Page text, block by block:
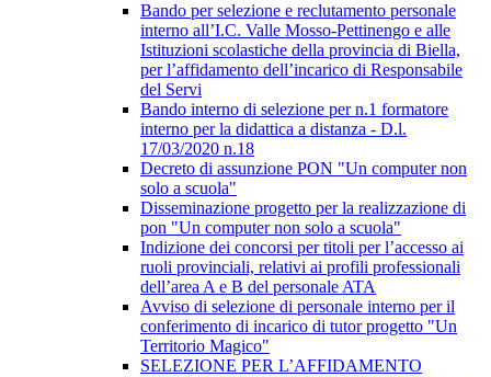
Bando per selezione e reclutamento personale
interno all’I.C. Valle Mosso-Pettinengo e alle
Istituzioni scolastiche della provincia di Biella,
per l’affidamento dell’incarico di Responsabile
del Servi
Bando interno di selezione per n.1 formatore
interno per la didattica a distanza - D.l.
17/03/2020 n.18
Decreto di assunzione PON "Un computer non
solo a scuola"
Disseminazione progetto per la realizzazione di
pon "Un computer non solo a scuola"
Indizione dei concorsi per titoli per l’accesso ai
ruoli provinciali, relativi ai profili professionali
dell’area A e B del personale ATA
Avviso di selezione di personale interno per il
conferimento di incarico di tutor progetto "Un
Territorio Magico"
SELEZIONE PER L’AFFIDAMENTO